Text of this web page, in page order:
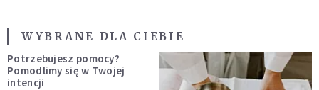
WYBRANE DLA CIEBIE
Potrzebujesz pomocy?
Pomodlimy się w Twojej
intencji